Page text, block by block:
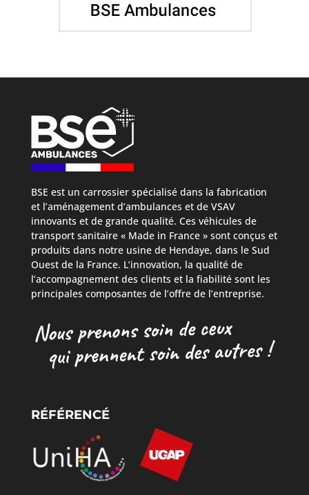
BSE est un carrossier spécialisé dans la fabrication
et l’aménagement d’ambulances et de VSAV
innovants et de grande qualité. Ces véhicules de
transport sanitaire « Made in France » sont conçus et
produits dans notre usine de Hendaye, dans le Sud
Ouest de la France. L’innovation, la qualité de
l’accompagnement des clients et la fiabilité sont les
principales composantes de l’offre de l’entreprise.
RÉFÉRENCÉ